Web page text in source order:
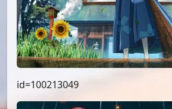
id=100213049